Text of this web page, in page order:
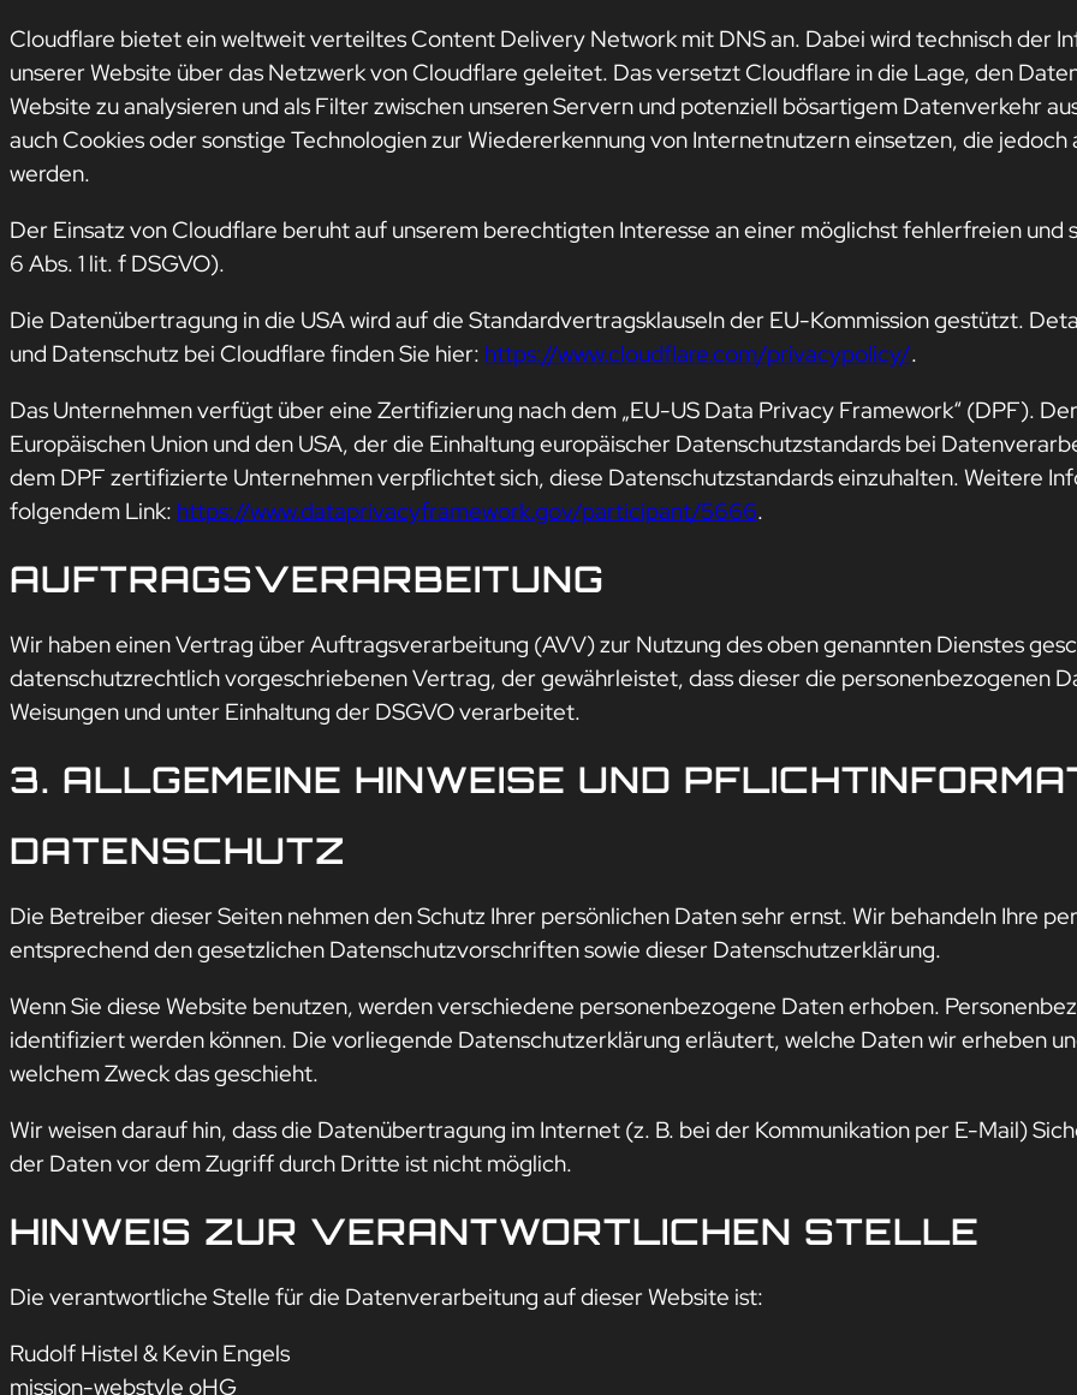
Cloudflare bietet ein weltweit verteiltes Content Delivery Network mit DNS an. Dabei wird technisch der
unserer Website über das Netzwerk von Cloudflare geleitet. Das versetzt Cloudflare in die Lage, den
Website zu analysieren und als Filter zwischen unseren Servern und potenziell bösartigem Datenverkehr
auch Cookies oder sonstige Technologien zur Wiedererkennung von Internetnutzern einsetzen, die
werden.
Der Einsatz von Cloudflare beruht auf unserem berechtigten Interesse an einer möglichst fehlerfreien
6 Abs. 1 lit. f DSGVO).
Die Datenübertragung in die USA wird auf die Standardvertragsklauseln der EU-Kommission gestützt.
und Datenschutz bei Cloudflare finden Sie hier: https://www.cloudflare.com/privacypolicy/.
Das Unternehmen verfügt über eine Zertifizierung nach dem „EU-US Data Privacy Framework“ (DPF).
Europäischen Union und den USA, der die Einhaltung europäischer Datenschutzstandards bei
dem DPF zertifizierte Unternehmen verpflichtet sich, diese Datenschutzstandards einzuhalten. Weitere
folgendem Link: https://www.dataprivacyframework.gov/participant/5666.
AUFTRAGSVERARBEITUNG
Wir haben einen Vertrag über Auftragsverarbeitung (AVV) zur Nutzung des oben genannten Dienstes
datenschutzrechtlich vorgeschriebenen Vertrag, der gewährleistet, dass dieser die personenbezogenen
Weisungen und unter Einhaltung der DSGVO verarbeitet.
3. ALLGEMEINE HINWEISE UND
DATENSCHUTZ
Die Betreiber dieser Seiten nehmen den Schutz Ihrer persönlichen Daten sehr ernst. Wir behandeln Ihre
entsprechend den gesetzlichen Datenschutzvorschriften sowie dieser Datenschutzerklärung.
Wenn Sie diese Website benutzen, werden verschiedene personenbezogene Daten erhoben.
identifiziert werden können. Die vorliegende Datenschutzerklärung erläutert, welche Daten wir erheben
welchem Zweck das geschieht.
Wir weisen darauf hin, dass die Datenübertragung im Internet (z. B. bei der Kommunikation per E-Mail)
der Daten vor dem Zugriff durch Dritte ist nicht möglich.
HINWEIS ZUR VERANTWORTLICHEN STELLE
Die verantwortliche Stelle für die Datenverarbeitung auf dieser Website ist:
Rudolf Histel & Kevin Engels
mission-webstyle oHG